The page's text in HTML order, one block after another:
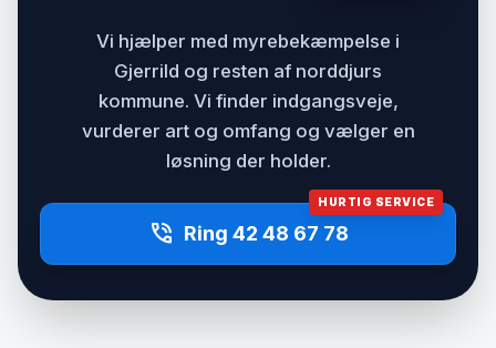
Vi hjælper med myrebekæmpelse i
Gjerrild og resten af norddjurs
kommune. Vi finder indgangsveje,
vurderer art og omfang og vælger en
løsning der holder.
HURTIG SERVICE
phone_in_talk Ring 42 48 67 78